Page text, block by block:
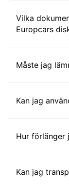
Vilka
Europcars
Måste jag
Kan jag
Hur förlänger
Kan jag